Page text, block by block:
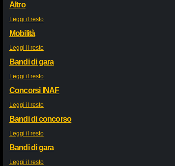
Altro
Leggi il resto
Mobilità
Leggi il resto
Bandi di gara
Leggi il resto
Concorsi INAF
Leggi il resto
Bandi di concorso
Leggi il resto
Bandi di gara
Leggi il resto